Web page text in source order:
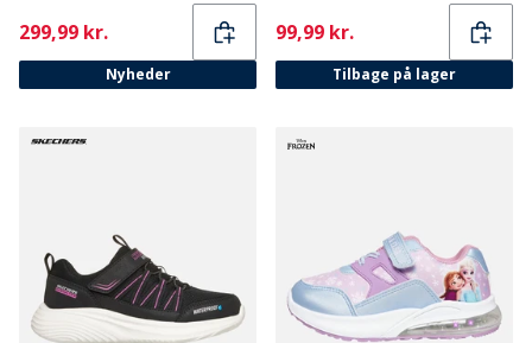
Current
299,99 kr.
Nyheder
Current
99,99 kr.
Tilbage på lager